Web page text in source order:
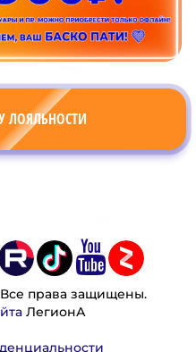
ЛОЯЛЬНОСТИ
права защищены.
ЛегионА